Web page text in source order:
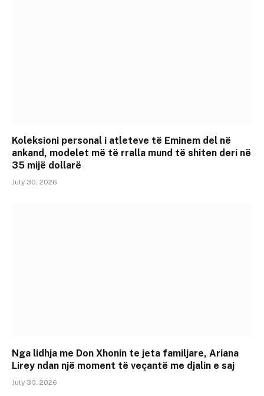
Koleksioni personal i atleteve të Eminem del në
ankand, modelet më të rralla mund të shiten deri në
35 mijë dollarë
July 30, 2026
Nga lidhja me Don Xhonin te jeta familjare, Ariana
Lirey ndan një moment të veçantë me djalin e saj
July 30, 2026